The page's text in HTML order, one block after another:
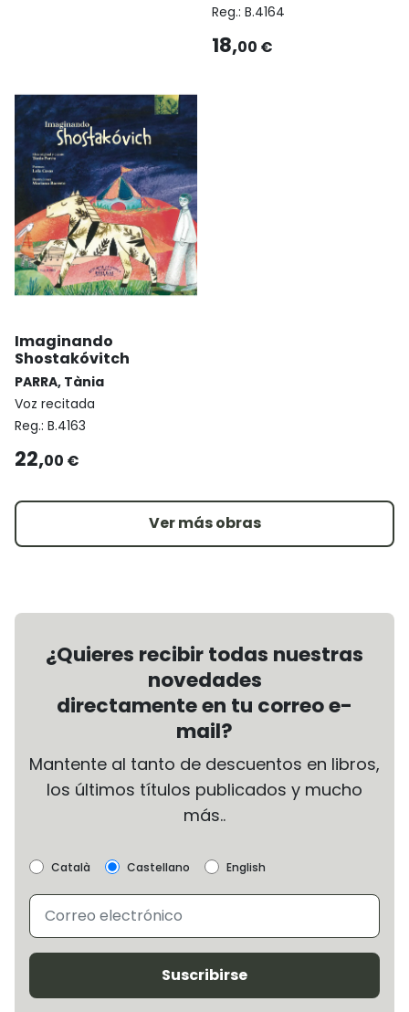
Reg.: B.4164
18,00 €
Imaginando
Shostakóvitch
PARRA, Tània
Voz recitada
Reg.: B.4163
22,00 €
Ver más obras
¿Quieres recibir todas nuestras
novedades
directamente en tu correo e-
mail?
Mantente al tanto de descuentos en libros,
los últimos títulos publicados y mucho
más..
Català Castellano English
Suscribirse